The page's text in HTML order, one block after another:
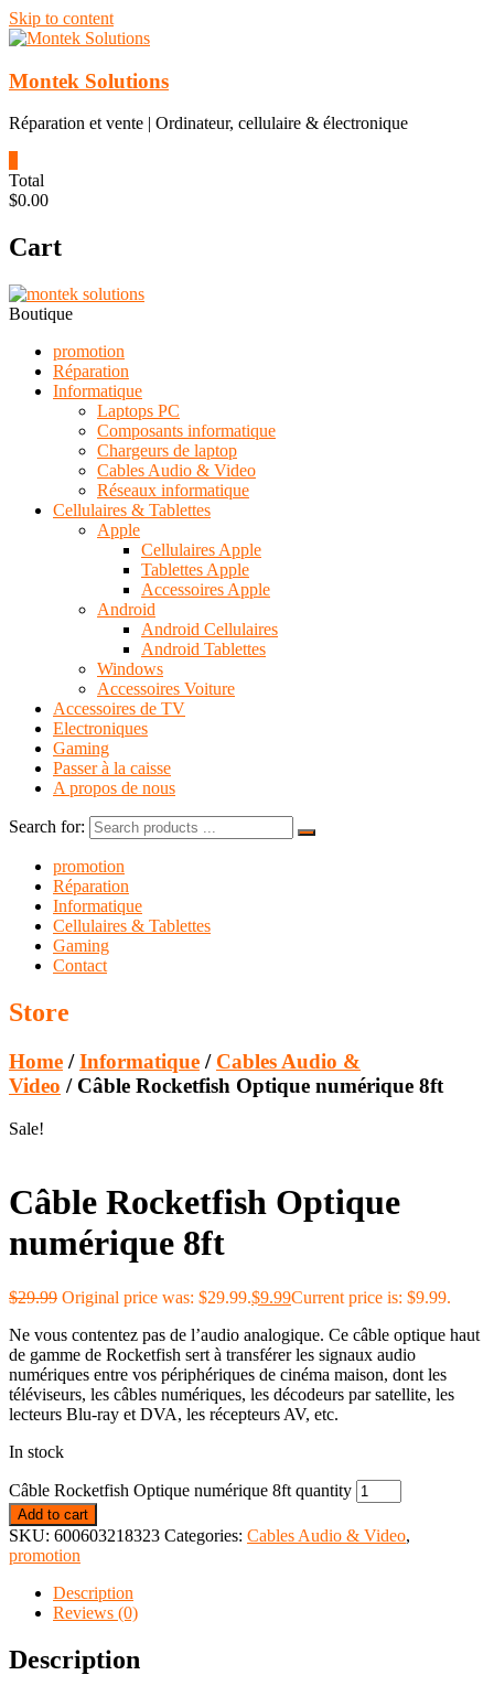
Skip to content
Montek Solutions
Réparation et vente | Ordinateur, cellulaire & électronique
Total
$0.00
Cart
Boutique
promotion
Réparation
Informatique
Laptops PC
Composants informatique
Chargeurs de laptop
Cables Audio & Video
Réseaux informatique
Cellulaires & Tablettes
Apple
Cellulaires Apple
Tablettes Apple
Accessoires Apple
Android
Android Cellulaires
Android Tablettes
Windows
Accessoires Voiture
Accessoires de TV
Electroniques
Gaming
Passer à la caisse
A propos de nous
Search for:
promotion
Réparation
Informatique
Cellulaires & Tablettes
Gaming
Contact
Store
Home /Informatique / Cables Audio &
Video / Câble Rocketfish Optique numérique 8ft
Sale!
Câble Rocketfish Optique
numérique 8ft
$29.99 Original price was: $29.99.$9.99Current price is: $9.99.
Ne vous contentez pas de l’audio analogique. Ce câble optique haut
de gamme de Rocketfish sert à transférer les signaux audio
numériques entre vos périphériques de cinéma maison, dont les
téléviseurs, les câbles numériques, les décodeurs par satellite, les
lecteurs Blu-ray et DVA, les récepteurs AV, etc.
In stock
Câble Rocketfish Optique numérique 8ft quantity
Add to cart
SKU: 600603218323 Categories: Cables Audio & Video,
promotion
Description
Reviews (0)
Description